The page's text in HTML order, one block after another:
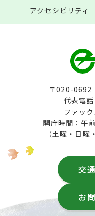
アクセシビリティ
〒020-0692
代表電
ファッ
開庁時間：午
（土曜・日曜
交
お